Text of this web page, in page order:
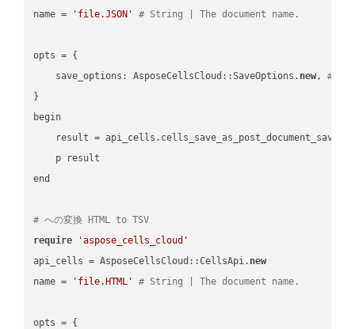
name =
'file.JSON' # String | The document name.
opts = {
    save_options: AsposeCellsCloud::SaveOptions.
new, #
}
begin
result =
    p result
end
# への変換 HTML to TSV
require
'aspose_cells_cloud'
api_cells = AsposeCellsCloud::CellsApi. new
name =
'file.HTML' # String | The document name.
opts = {